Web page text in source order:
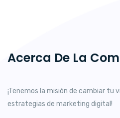
Acerca De La
¡Tenemos la misión de cambiar tu
estrategias de marketing digital!